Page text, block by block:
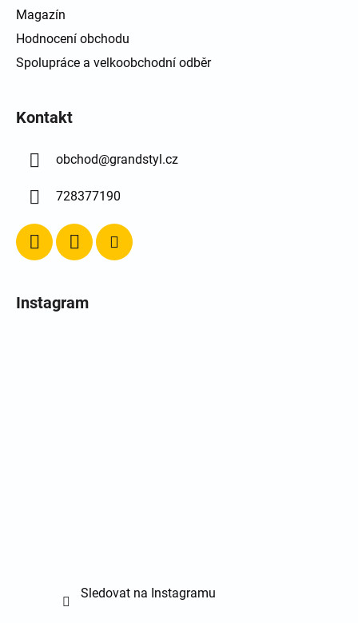
Magazín
Hodnocení obchodu
Spolupráce a velkoobchodní odběr
Kontakt
obchod@grandstyl.cz
728377190
Instagram
Sledovat na Instagramu